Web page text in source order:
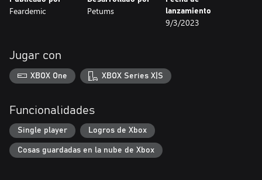
Feardemic Petums
lanzamiento
9/3/2023
Jugar con
XBOX One XBOX Series X|S
Funcionalidades
Single player Logros de Xbox
Cosas guardadas en la nube de Xbox